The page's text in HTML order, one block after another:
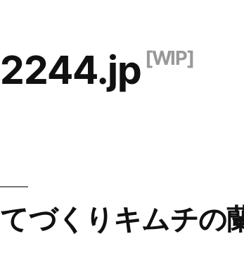
2244.jp
てづくりキムチの